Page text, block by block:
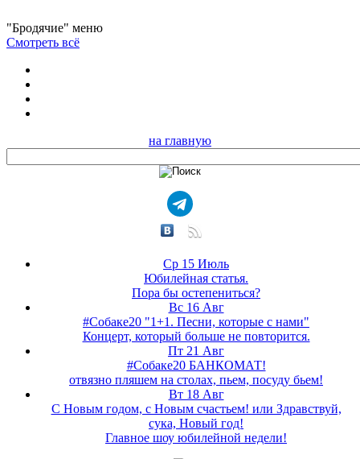
"Бродячие" меню
Смотреть всё
на главную
Ср 15 Июль
Юбилейная статья.
Пора бы остепениться?
Вс 16 Авг
#Собаке20 "1+1. Песни, которые с нами"
Концерт, который больше не повторится.
Пт 21 Авг
#Собаке20 БАНКОМАТ!
отвязно пляшем на столах, пьем, посуду бьем!
Вт 18 Авг
С Новым годом, с Новым счастьем! или Здравствуй,
сука, Новый год!
Главное шоу юбилейной недели!